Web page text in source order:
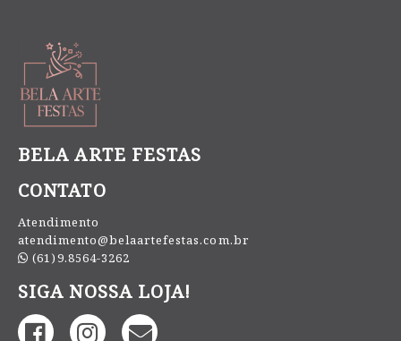
BELA ARTE FESTAS
CONTATO
Atendimento
atendimento@belaartefestas.com.br
(61)9.8564-3262
SIGA NOSSA LOJA!